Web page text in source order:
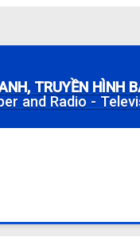
TRUYỀN HÌNH
and Radio -